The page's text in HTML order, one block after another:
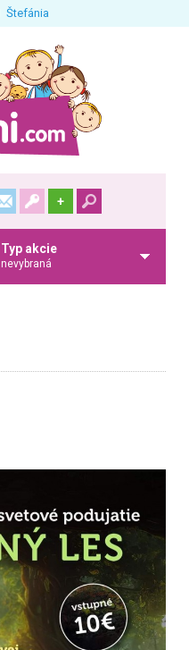
Štefánia
+
Typ akcie
nevybraná